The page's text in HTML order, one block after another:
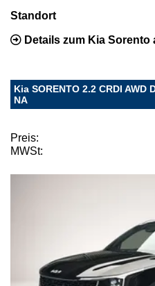
Standort
Details zum Kia Sorento
Kia SORENTO 2.2 CRDI AWD
NA
Preis:
MWSt: